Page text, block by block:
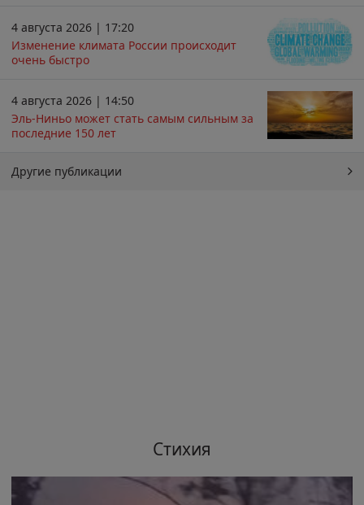
4 августа 2026 | 17:20
Изменение климата России происходит
очень быстро
4 августа 2026 | 14:50
Эль-Ниньо может стать самым сильным за
последние 150 лет
Другие публикации
Стихия